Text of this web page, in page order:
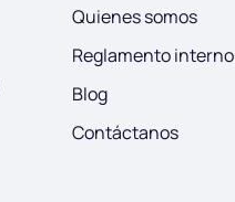
Quienes somos
Reglamento interno
Blog
Contáctanos